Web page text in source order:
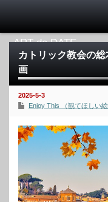
カトリック教会の
画
2025-5-3
Enjoy This （観てほしい絵